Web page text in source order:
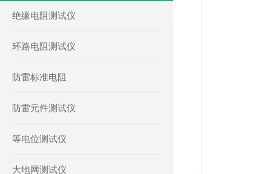
绝缘电阻测试仪
环路电阻测试仪
防雷标准电阻
防雷元件测试仪
等电位测试仪
大地网测试仪